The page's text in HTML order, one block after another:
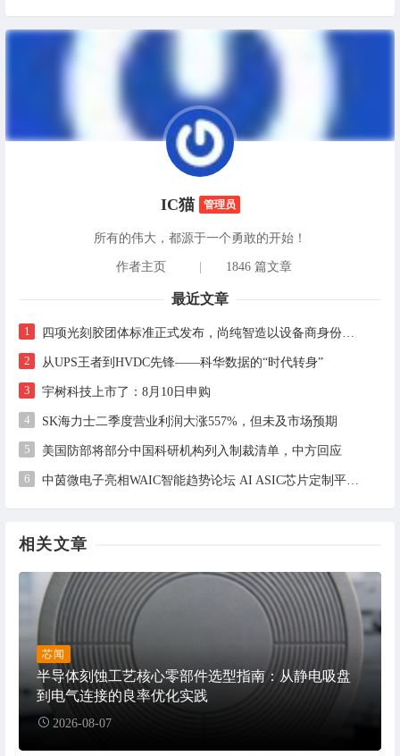
IC猫 管理员
所有的伟大，都源于一个勇敢的开始！
作者主页 1846 篇文章
最近文章
1 四项光刻胶团体标准正式发布，尚纯智造以设备商身份跻身标准起草席
2 从UPS王者到HVDC先锋——科华数据的“时代转身”
3 宇树科技上市了：8月10日申购
4 SK海力士二季度营业利润大涨557%，但未及市场预期
5 美国防部将部分中国科研机构列入制裁清单，中方回应
6 中茵微电子亮相WAIC智能趋势论坛 AI ASIC芯片定制平台赋能工业AI落地
相关文章
芯闻
半导体刻蚀工艺核心零部件选型指南：从静电吸盘
到电气连接的良率优化实践
2026-08-07